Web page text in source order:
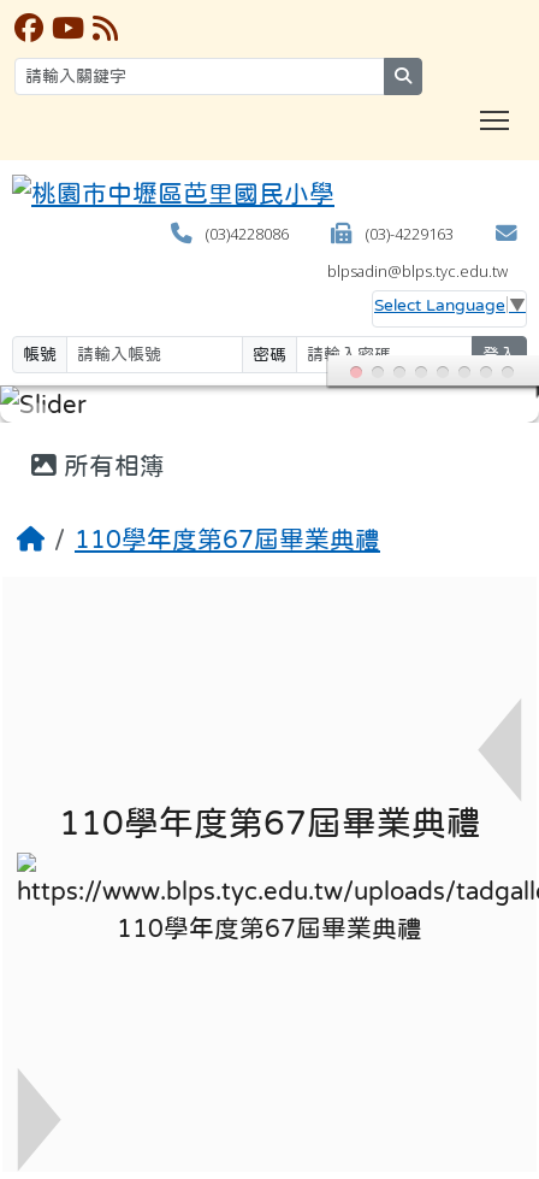
(03)4228086
(03)-4229163
blpsadin@blps.tyc.edu.tw
Select Language ▼
帳號 密碼 登入
所有相簿
110學年度第67屆畢業典禮
110學年度第67屆畢業典禮